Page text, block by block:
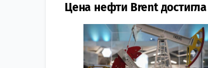
Цена нефти Brent